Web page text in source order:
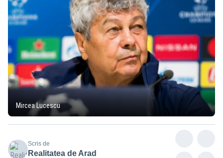
Mircea Lucescu
Scris de
Realitatea de Arad